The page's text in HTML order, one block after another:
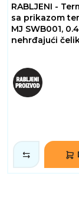
RABLJENI -
sa prikazom
MJ SWB001,
nehrđajući